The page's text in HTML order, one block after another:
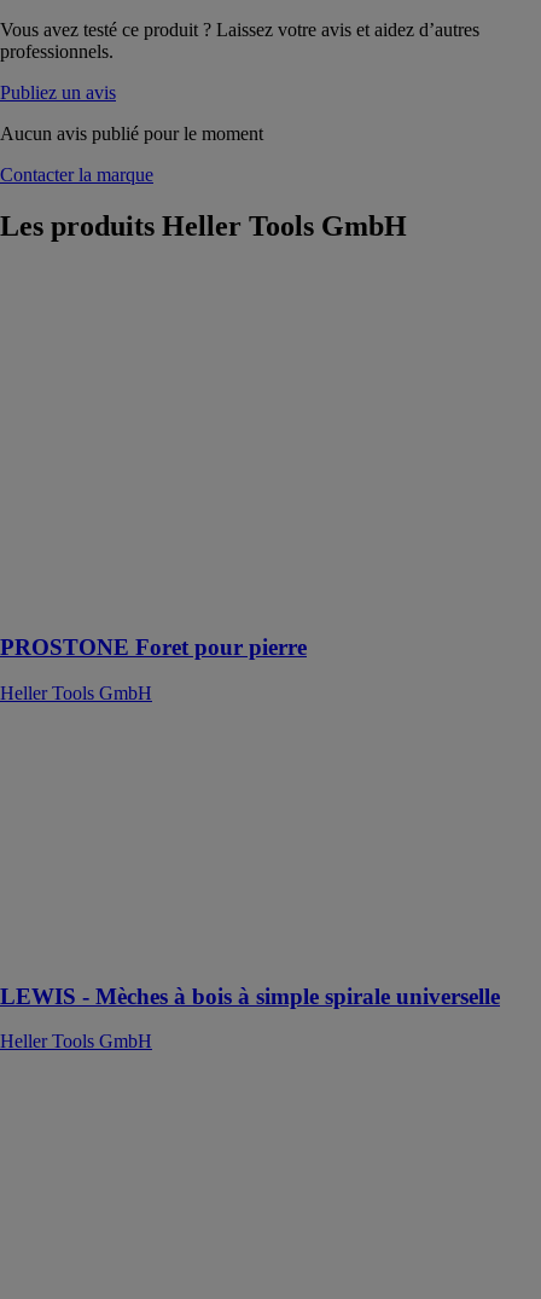
Vous avez testé ce produit ? Laissez votre avis et aidez d’autres
professionnels.
Publiez un avis
Aucun avis publié pour le moment
Contacter la marque
Les produits Heller Tools GmbH
PROSTONE Foret pour pierre
Heller Tools GmbH
LEWIS - Mèches à bois à simple spirale universelle
Heller Tools GmbH